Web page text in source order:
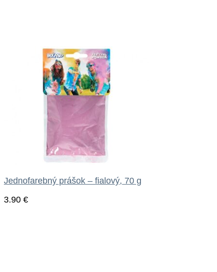
Jednofarebný prášok – fialový, 70 g
3.90 €